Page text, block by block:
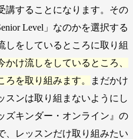
講することになります。その
Level」なのかを選択する
しをしているところに取り組
かけ流しをしているところ、
ろを取り組みます。
まだかけ
スンは取り組まないようにし
ズキンダー・オンライン』の
、レッスンだけ取り組みたい